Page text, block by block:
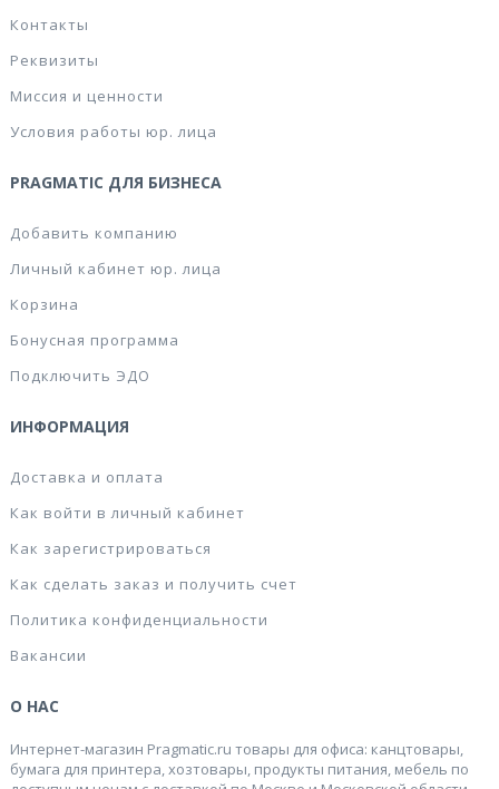
Контакты
Реквизиты
Миссия и ценности
Условия работы юр. лица
PRAGMATIC ДЛЯ БИЗНЕСА
Добавить компанию
Личный кабинет юр. лица
Корзина
Бонусная программа
Подключить ЭДО
ИНФОРМАЦИЯ
Доставка и оплата
Как войти в личный кабинет
Как зарегистрироваться
Как сделать заказ и получить счет
Политика конфиденциальности
Вакансии
О НАС
Интернет-магазин Pragmatic.ru товары для офиса: канцтовары,
бумага для принтера, хозтовары, продукты питания, мебель по